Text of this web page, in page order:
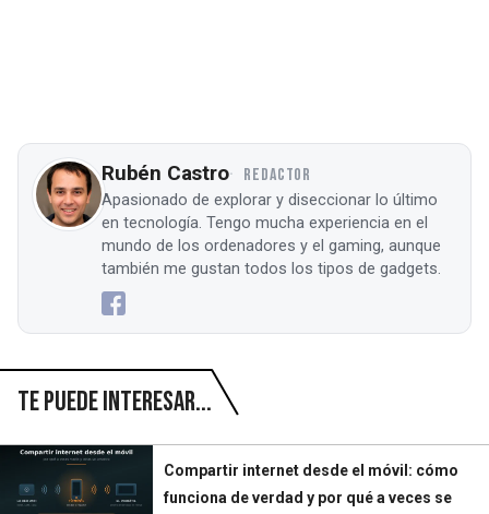
Rubén Castro REDACTOR
Apasionado de explorar y diseccionar lo último
en tecnología. Tengo mucha experiencia en el
mundo de los ordenadores y el gaming, aunque
también me gustan todos los tipos de gadgets.
Te puede interesar...
Compartir internet desde el móvil: cómo
funciona de verdad y por qué a veces se